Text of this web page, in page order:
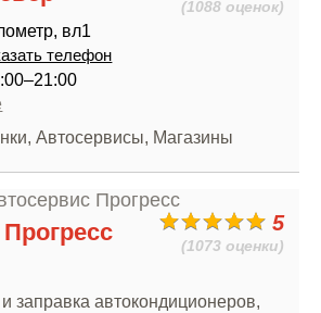
(1088 оценок)
вл1
телефон
Автосервисы, Магазины
5
(1073 оценки)
заправка автокондиционеров,